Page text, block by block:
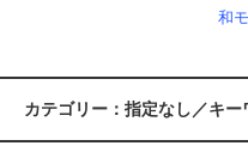
和
カテゴリー：指定なし／キ